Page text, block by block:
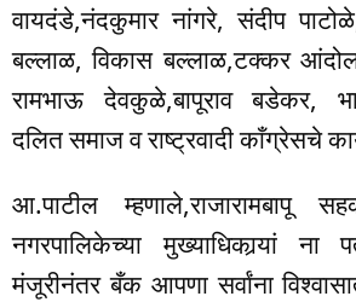
वायदंडे,नंदकुमार नांगरे, संदीप
बल्लाळ, विकास बल्लाळ,टक्कर
रामभाऊ देवकुळे,बापूराव बडेकर,
दलित समाज व राष्ट्रवादी काँग्रेसचे
आ.पाटील म्हणाले,राजारामबापू
नगरपालिकेच्या मुख्याधिकार्‍यां ना
मंजूरीनंतर बँक आपणा सर्वांना